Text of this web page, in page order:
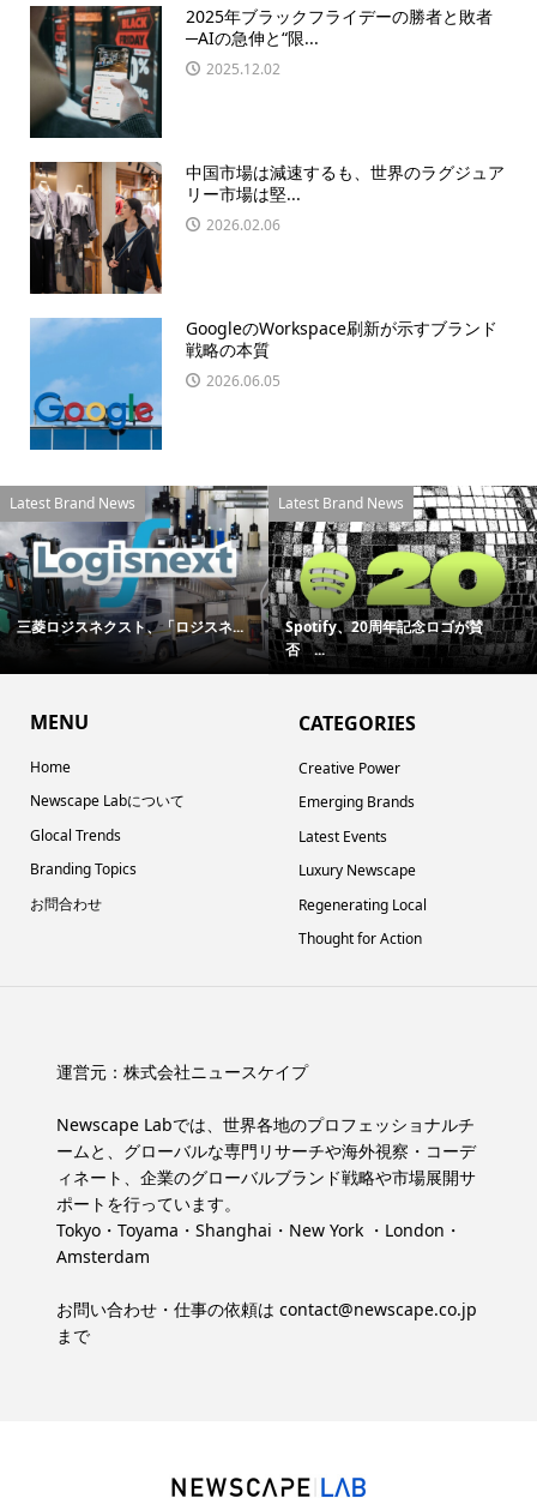
2025年ブラックフライデーの勝者と敗者
─AIの急伸と“限...
2025.12.02
中国市場は減速するも、世界のラグジュア
リー市場は堅...
2026.02.06
GoogleのWorkspace刷新が示すブランド
戦略の本質
2026.06.05
Latest Brand News
三菱ロジスネクスト、「ロジスネ...
Latest Brand News
Spotify、20周年記念ロゴが賛
否 ...
MENU
Home
Newscape Labについて
Glocal Trends
Branding Topics
お問合わせ
CATEGORIES
Creative Power
Emerging Brands
Latest Events
Luxury Newscape
Regenerating Local
Thought for Action
運営元： 株式会社ニュースケイプ
Newscape Labでは、世界各地のプロフェッショナルチ
ームと、グローバルな専門リサーチや海外視察・コーデ
ィネート、企業のグローバルブランド戦略や市場展開サ
ポートを行っています。
Tokyo・Toyama・Shanghai・New York ・London・
Amsterdam
お問い合わせ・仕事の依頼は contact@newscape.co.jp
まで